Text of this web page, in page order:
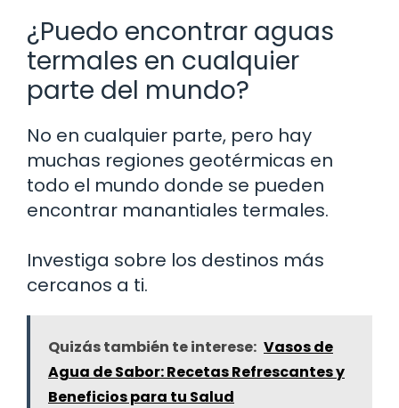
¿Puedo encontrar aguas
termales en cualquier
parte del mundo?
No en cualquier parte, pero hay
muchas regiones geotérmicas en
todo el mundo donde se pueden
encontrar manantiales termales.
Investiga sobre los destinos más
cercanos a ti.
Quizás también te interese: Vasos de
Agua de Sabor: Recetas Refrescantes y
Beneficios para tu Salud